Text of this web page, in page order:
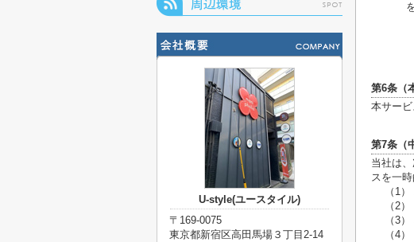
第6条（
本サービ
第7条（
当社は
スを一
（1
（2
（3
（4
U-style(ユースタイル)
〒169-0075
東京都新宿区高田馬場３丁目2-14